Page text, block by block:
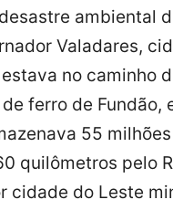
ambiental
Valadares,
no caminho
ferro de Fundão,
55
quilômetros pelo
cidade do Leste